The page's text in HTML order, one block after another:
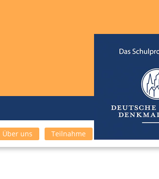
Über uns Teilnahme